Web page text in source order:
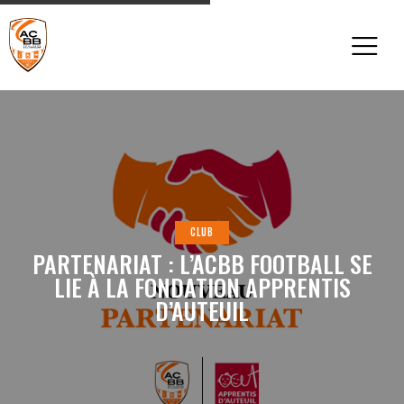
CLUB
PARTENARIAT : L’ACBB FOOTBALL SE
LIE À LA FONDATION APPRENTIS
D’AUTEUIL